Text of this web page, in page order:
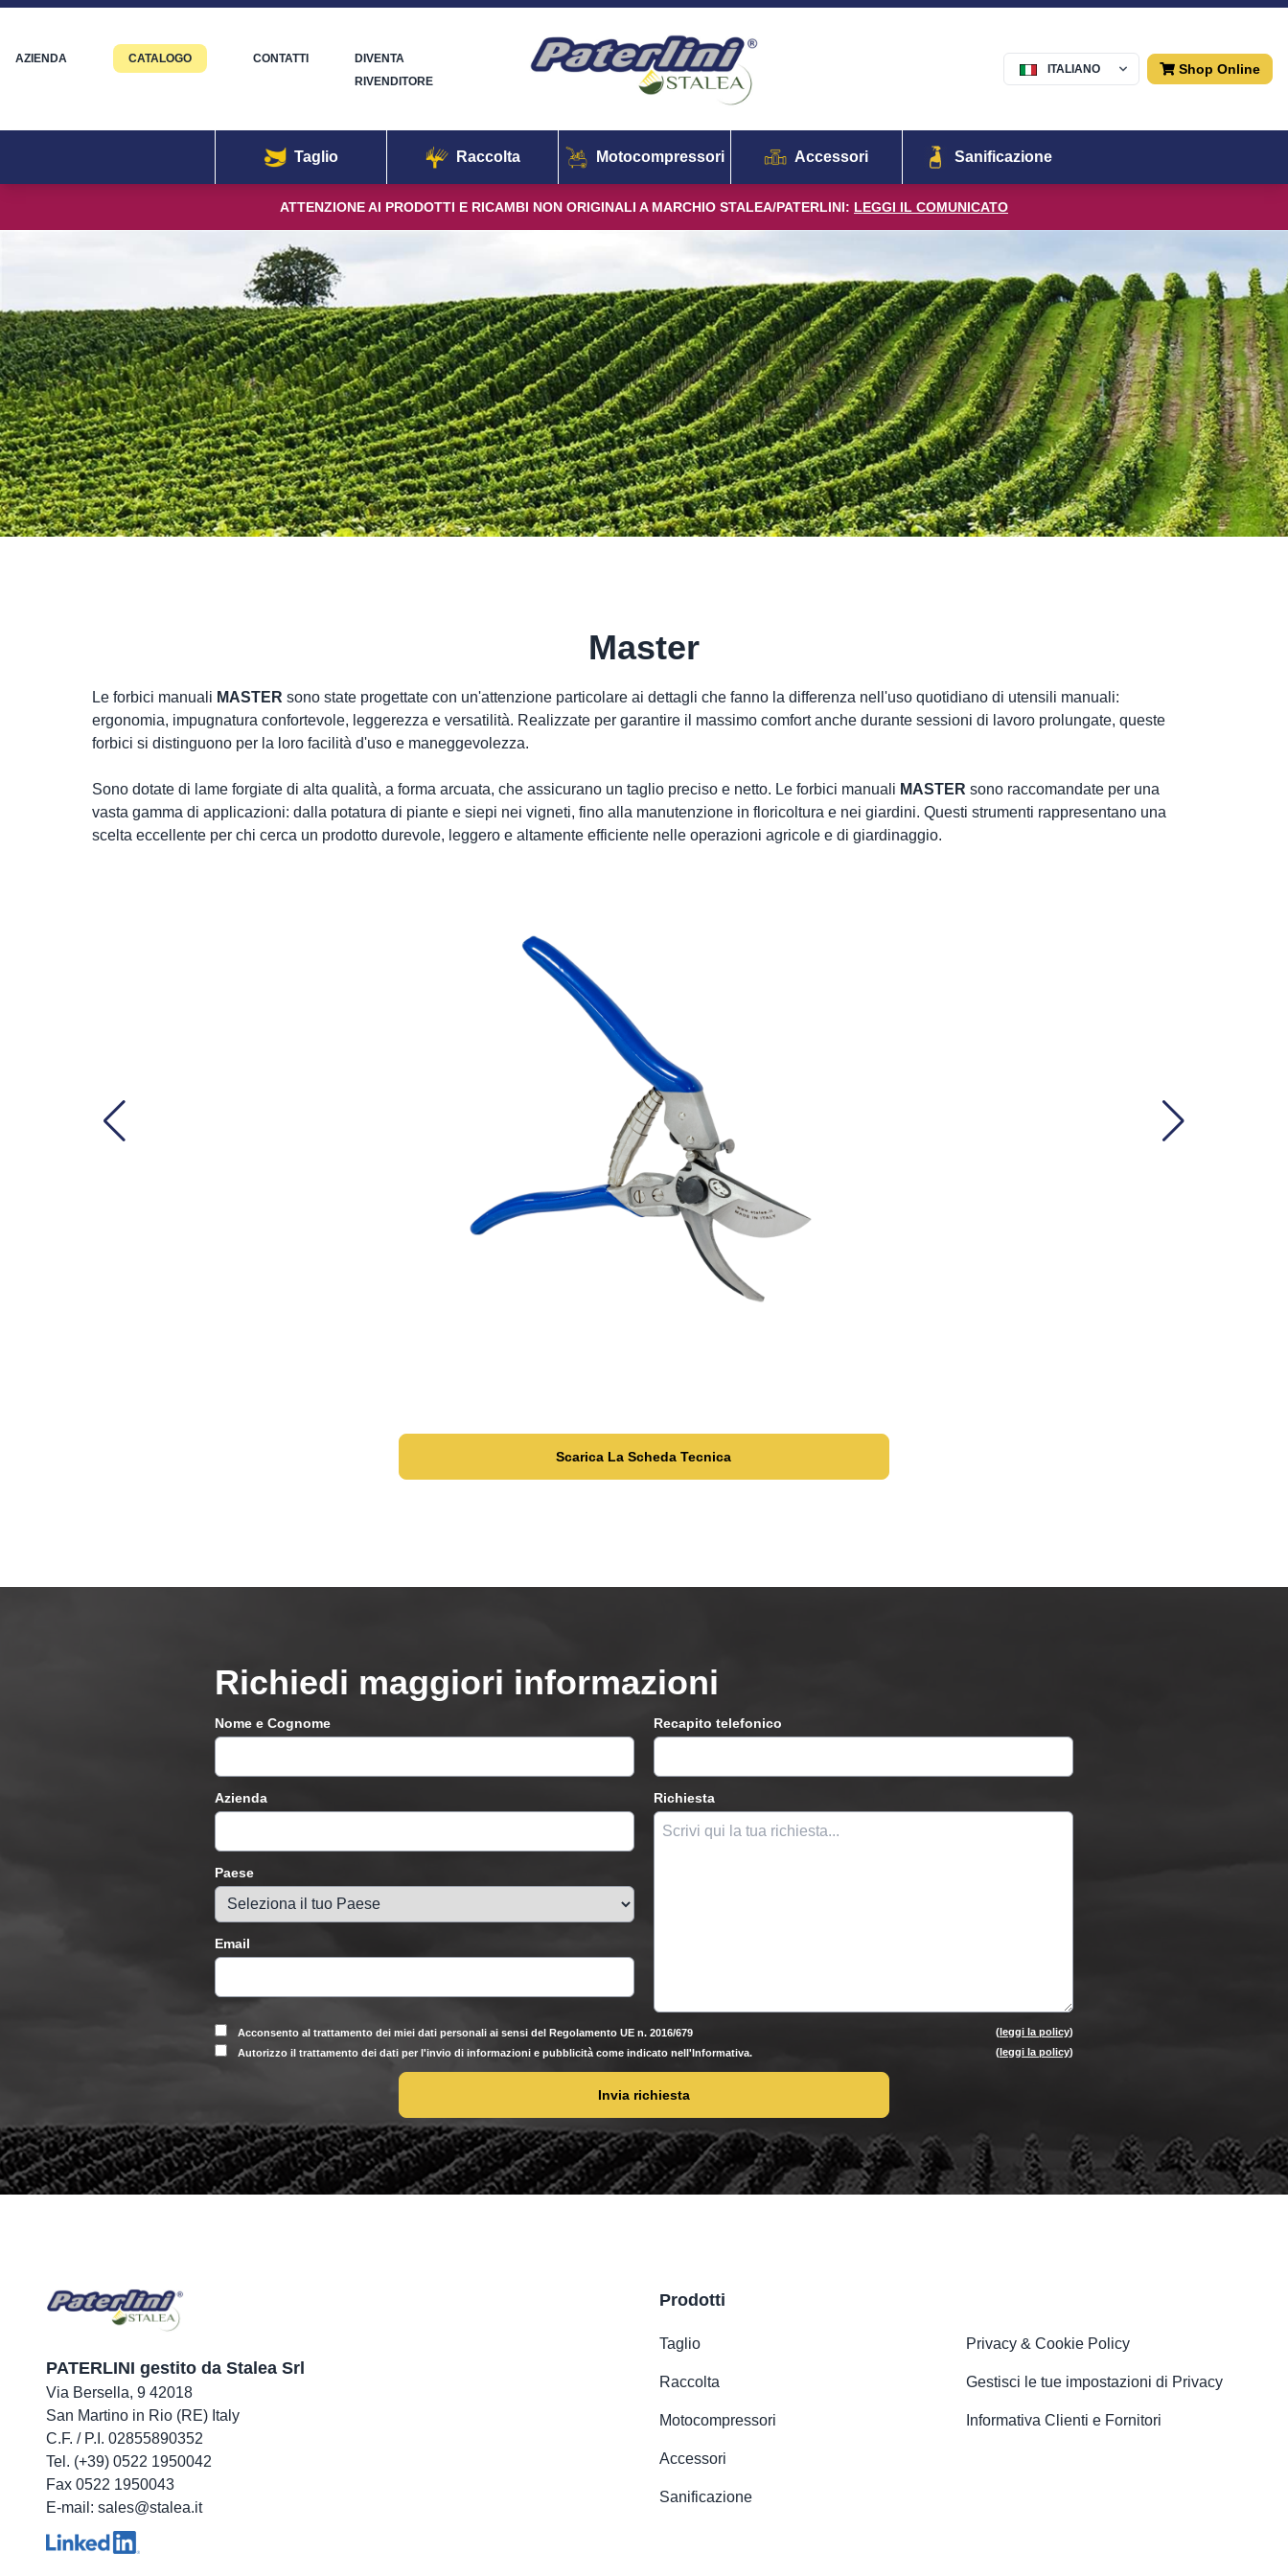
AZIENDA CATALOGO CONTATTI
DIVENTA
RIVENDITORE
ITALIANO
Menu
Shop Online
Taglio Raccolta Motocompressori Accessori Sanificazione
ATTENZIONE AI PRODOTTI E RICAMBI NON ORIGINALI A MARCHIO STALEA/PATERLINI: LEGGI IL COMUNICATO
Master
Le forbici manuali MASTER sono state progettate con un'attenzione particolare ai dettagli che fanno la differenza nell'uso quotidiano di utensili manuali:
ergonomia, impugnatura confortevole, leggerezza e versatilità. Realizzate per garantire il massimo comfort anche durante sessioni di lavoro prolungate, queste
forbici si distinguono per la loro facilità d'uso e maneggevolezza.
Sono dotate di lame forgiate di alta qualità, a forma arcuata, che assicurano un taglio preciso e netto. Le forbici manuali MASTER sono raccomandate per una
vasta gamma di applicazioni: dalla potatura di piante e siepi nei vigneti, fino alla manutenzione in floricoltura e nei giardini. Questi strumenti rappresentano una
scelta eccellente per chi cerca un prodotto durevole, leggero e altamente efficiente nelle operazioni agricole e di giardinaggio.
Scarica La Scheda Tecnica
Richiedi maggiori informazioni
Nome e Cognome
Azienda
Paese
Email
Recapito telefonico
Richiesta
Acconsento al trattamento dei miei dati personali ai sensi del Regolamento UE n. 2016/679 (leggi la policy)
Autorizzo il trattamento dei dati per l'invio di informazioni e pubblicità come indicato nell'Informativa.
(leggi la policy)
Invia richiesta
PATERLINI gestito da Stalea Srl
Via Bersella, 9 42018
San Martino in Rio (RE) Italy
C.F. / P.I. 02855890352
Tel. (+39) 0522 1950042
Fax 0522 1950043
E-mail: sales@stalea.it
Prodotti
Taglio
Raccolta
Motocompressori
Accessori
Sanificazione
Privacy & Cookie Policy
Gestisci le tue impostazioni di Privacy
Informativa Clienti e Fornitori